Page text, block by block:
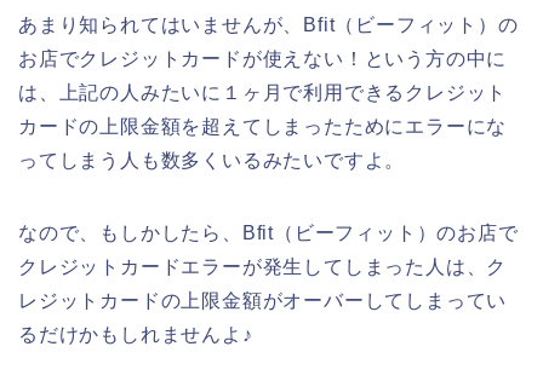
あまり知られてはいませんが、Bfit（ビーフィット）の
お店でクレジットカードが使えない！という方の中に
は、上記の人みたいに１ヶ月で利用できるクレジット
カードの上限金額を超えてしまったためにエラーにな
ってしまう人も数多くいるみたいですよ。
なので、もしかしたら、Bfit（ビーフィット）のお店で
クレジットカードエラーが発生してしまった人は、ク
レジットカードの上限金額がオーバーしてしまってい
るだけかもしれませんよ♪